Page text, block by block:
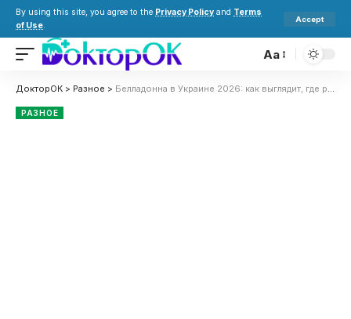
By using this site, you agree to the Privacy Policy and Terms
of Use.
Accept
Aa
ДокторОК > Разное > Белладонна в Украине 2026: как выглядит, где растет, чем опасна и что делать при отравлении
РАЗНОЕ